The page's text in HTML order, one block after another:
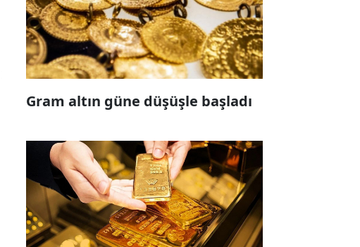
Gram altın güne düşüşle başladı